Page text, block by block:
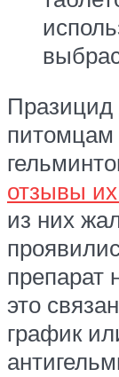
Празицид
питомцам
отзывы
из них
препарат
это
график